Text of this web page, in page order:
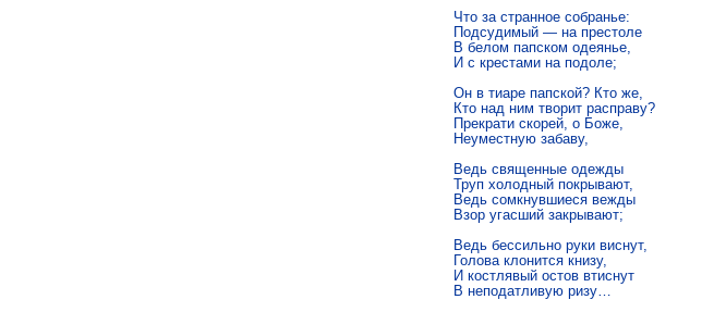
Что за странное собранье:
Подсудимый — на престоле
В белом папском одеянье,
И с крестами на подоле;
Он в тиаре папской? Кто же,
Кто над ним творит расправу?
Прекрати скорей, о Боже,
Неуместную забаву,
Ведь священные одежды
Труп холодный покрывают,
Ведь сомкнувшиеся вежды
Взор угасший закрывают;
Ведь бессильно руки виснут,
Голова клонится книзу,
И костлявый остов втиснут
В неподатливую ризу…